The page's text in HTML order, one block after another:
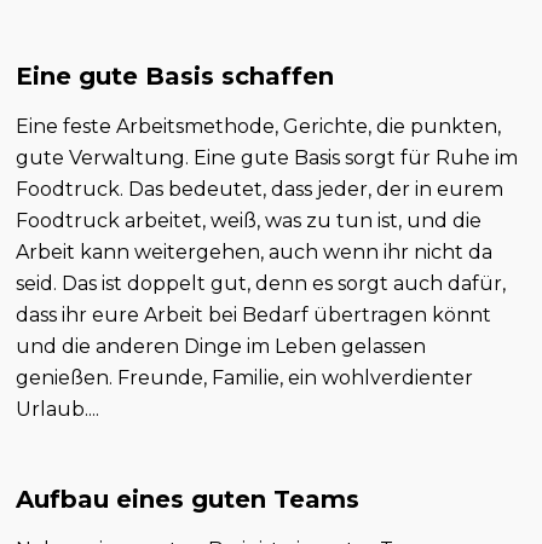
Eine gute Basis schaffen
Eine feste Arbeitsmethode, Gerichte, die punkten,
gute Verwaltung. Eine gute Basis sorgt für Ruhe im
Foodtruck. Das bedeutet, dass jeder, der in eurem
Foodtruck arbeitet, weiß, was zu tun ist, und die
Arbeit kann weitergehen, auch wenn ihr nicht da
seid. Das ist doppelt gut, denn es sorgt auch dafür,
dass ihr eure Arbeit bei Bedarf übertragen könnt
und die anderen Dinge im Leben gelassen
genießen. Freunde, Familie, ein wohlverdienter
Urlaub....
Aufbau eines guten Teams